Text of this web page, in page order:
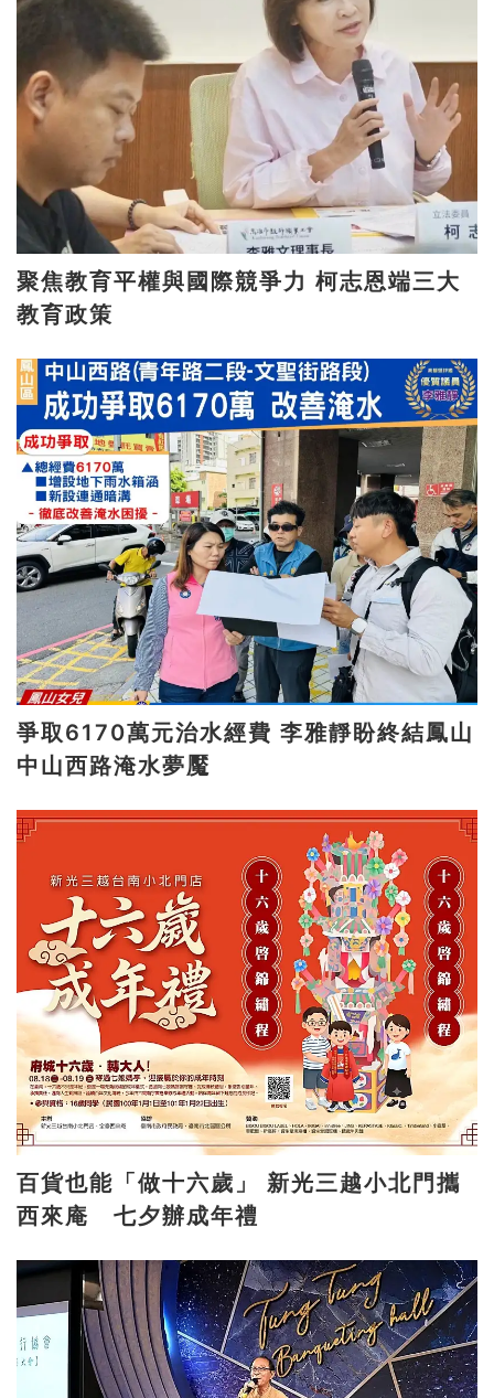
聚焦教育平權與國際競爭力 柯志恩端三大
教育政策
爭取6170萬元治水經費 李雅靜盼終結鳳山
中山西路淹水夢魘
百貨也能「做十六歲」 新光三越小北門攜
西來庵 七夕辦成年禮